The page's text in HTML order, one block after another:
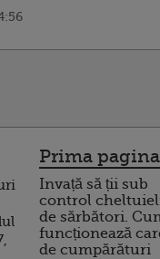
Prima
Invață să ții sub
control
de sărbători.
funcționează
de cumpărături